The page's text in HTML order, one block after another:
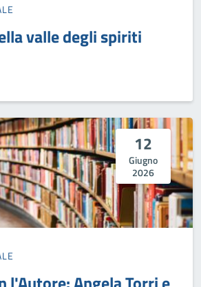
valle degli spiriti
VALLE DEGLI SPIRITI}
12
Giugno
2026